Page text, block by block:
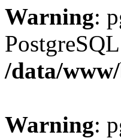
Warning:
/data/
Warning: